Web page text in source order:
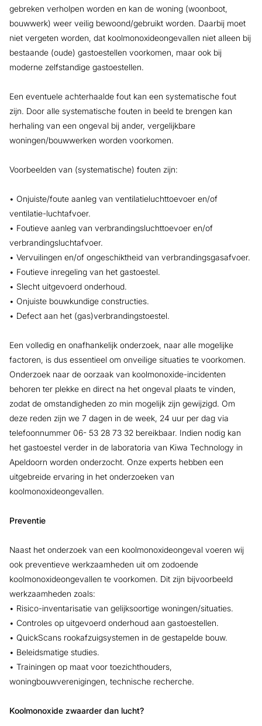
gebreken verholpen worden en kan de woning (woonboot,
bouwwerk) weer veilig bewoond/gebruikt worden. Daarbij moet
niet vergeten worden, dat koolmonoxideongevallen niet alleen bij
bestaande (oude) gastoestellen voorkomen, maar ook bij
moderne zelfstandige gastoestellen.
Een eventuele achterhaalde fout kan een systematische fout
zijn. Door alle systematische fouten in beeld te brengen kan
herhaling van een ongeval bij ander, vergelijkbare
woningen/bouwwerken worden voorkomen.
Voorbeelden van (systematische) fouten zijn:
• Onjuiste/foute aanleg van ventilatieluchttoevoer en/of
ventilatie-luchtafvoer.
• Foutieve aanleg van verbrandingsluchttoevoer en/of
verbrandingsluchtafvoer.
• Vervuilingen en/of ongeschiktheid van verbrandingsgasafvoer.
• Foutieve inregeling van het gastoestel.
• Slecht uitgevoerd onderhoud.
• Onjuiste bouwkundige constructies.
• Defect aan het (gas)verbrandingstoestel.
Een volledig en onafhankelijk onderzoek, naar alle mogelijke
factoren, is dus essentieel om onveilige situaties te voorkomen.
Onderzoek naar de oorzaak van koolmonoxide-incidenten
behoren ter plekke en direct na het ongeval plaats te vinden,
zodat de omstandigheden zo min mogelijk zijn gewijzigd. Om
deze reden zijn we 7 dagen in de week, 24 uur per dag via
telefoonnummer 06- 53 28 73 32 bereikbaar. Indien nodig kan
het gastoestel verder in de laboratoria van Kiwa Technology in
Apeldoorn worden onderzocht. Onze experts hebben een
uitgebreide ervaring in het onderzoeken van
koolmonoxideongevallen.
Preventie
Naast het onderzoek van een koolmonoxideongeval voeren wij
ook preventieve werkzaamheden uit om zodoende
koolmonoxideongevallen te voorkomen. Dit zijn bijvoorbeeld
werkzaamheden zoals:
• Risico-inventarisatie van gelijksoortige woningen/situaties.
• Controles op uitgevoerd onderhoud aan gastoestellen.
• QuickScans rookafzuigsystemen in de gestapelde bouw.
• Beleidsmatige studies.
• Trainingen op maat voor toezichthouders,
woningbouwverenigingen, technische recherche.
Koolmonoxide zwaarder dan lucht?